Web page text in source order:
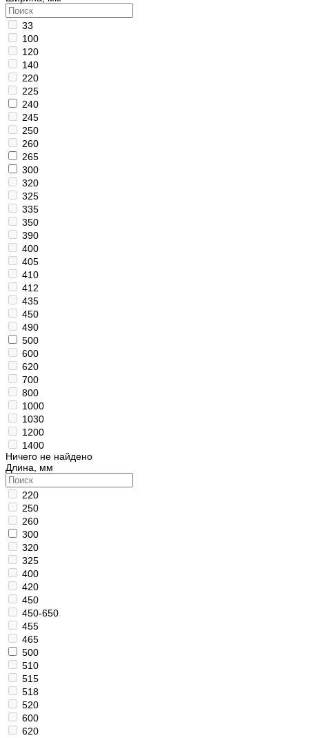
33
100
120
140
220
225
240
245
250
260
265
300
320
325
335
350
390
400
405
410
412
435
450
490
500
600
620
700
800
1000
1030
1200
1400
Ничего не найдено
Длина, мм
220
250
260
300
320
325
400
420
450
450-650
455
465
500
510
515
518
520
600
620